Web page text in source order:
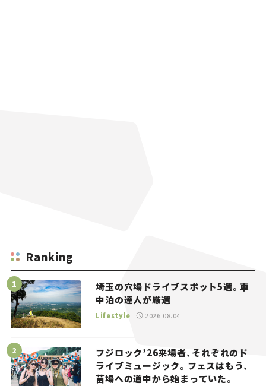
Ranking
埼玉の穴場ドライブスポット5選。車
中泊の達人が厳選
Lifestyle 2026.08.04
フジロック’26来場者、それぞれのド
ライブミュージック。フェスはもう、
苗場への道中から始まっていた。